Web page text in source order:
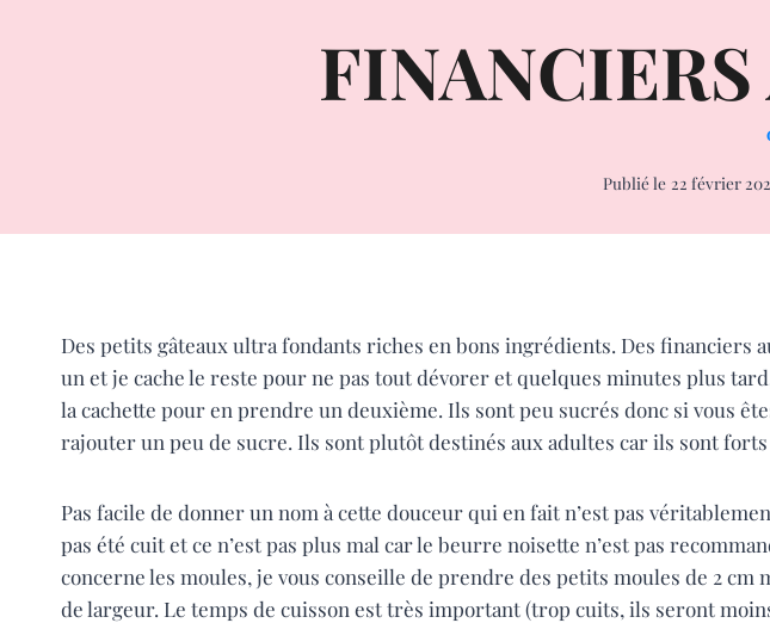
Publié le 22 février
Des petits gâteaux ultra fondants riches en bons ingrédients. Des financiers
un et je cache le reste pour ne pas tout dévorer et quelques minutes plus
la cachette pour en prendre un deuxième. Ils sont peu sucrés donc si vous
rajouter un peu de sucre. Ils sont plutôt destinés aux adultes car ils sont forts
Pas facile de donner un nom à cette douceur qui en fait n’est pas
pas été cuit et ce n’est pas plus mal car le beurre noisette n’est pas
concerne les moules, je vous conseille de prendre des petits moules de 2
de largeur. Le temps de cuisson est très important (trop cuits, ils seront